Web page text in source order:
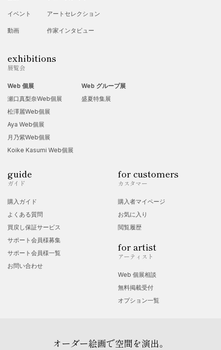
イベント
動画
アートセレクション
作家インタビュー
exhibitions
展覧会
Web 個展
瀬口真梨奈Web個展
松澤麗Web個展
Aya Web個展
月乃紫Web個展
Koike Kasumi Web個展
Web グループ展
盛夏特集展
guide
ガイド
購入ガイド
よくある質問
買戻し保証サービス
サポート会員様募集
サポート会員様一覧
お問い合わせ
for customers
カスタマー
購入者マイページ
お気に入り
閲覧履歴
for artist
アーティスト
Web 個展相談
無料掲載受付
オプション一覧
オーダー絵画で空間を演出。